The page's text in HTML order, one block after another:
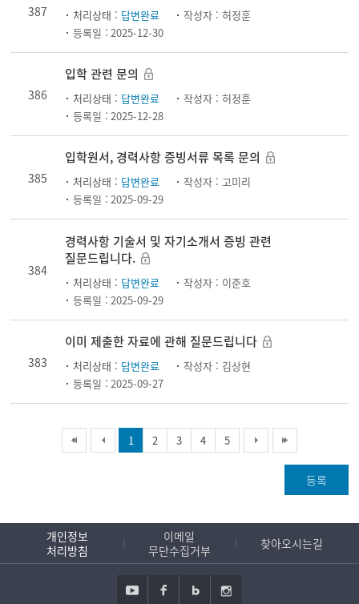
387 처리상태 : 답변완료 작성자 : 허정훈
등록일 : 2025-12-30
386
입학 관련 문의
처리상태 : 답변완료 작성자 : 허정훈
등록일 : 2025-12-28
385
입학원서, 경력사항 증빙서류 목록 문의
처리상태 : 답변완료 작성자 : 고미리
등록일 : 2025-09-29
384
경력사항 기술서 및 자기소개서 증빙 관련
질문드립니다.
처리상태 : 답변완료 작성자 : 이준호
등록일 : 2025-09-29
383
이미 제출한 자료에 관해 질문드립니다
처리상태 : 답변완료 작성자 : 김상현
등록일 : 2025-09-27
1 2 3 4 5
등록
개인정보
처리방침
이메일
무단수집거부
찾아오시는길